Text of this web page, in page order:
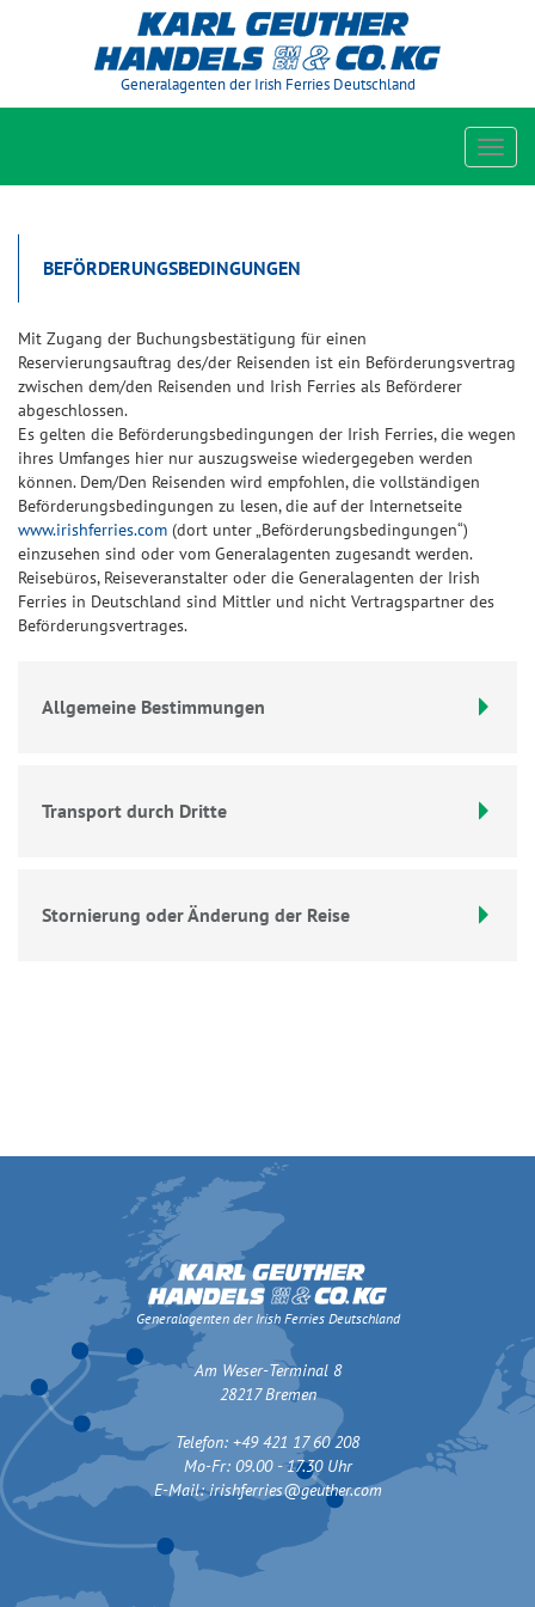
Generalagenten der Irish Ferries Deutschland
BEFÖRDERUNGSBEDINGUNGEN
Mit Zugang der Buchungsbestätigung für einen
Reservierungsauftrag des/der Reisenden ist ein Beförderungsvertrag
zwischen dem/den Reisenden und Irish Ferries als Beförderer
abgeschlossen.
Es gelten die Beförderungsbedingungen der Irish Ferries, die wegen
ihres Umfanges hier nur auszugsweise wiedergegeben werden
können. Dem/Den Reisenden wird empfohlen, die vollständigen
Beförderungsbedingungen zu lesen, die auf der Internetseite
www.irishferries.com (dort unter „Beförderungsbedingungen“)
einzusehen sind oder vom Generalagenten zugesandt werden.
Reisebüros, Reiseveranstalter oder die Generalagenten der Irish
Ferries in Deutschland sind Mittler und nicht Vertragspartner des
Beförderungsvertrages.
Allgemeine Bestimmungen
Transport durch Dritte
Stornierung oder Änderung der Reise
Generalagenten der Irish Ferries Deutschland
Am Weser-Terminal 8
28217 Bremen
Telefon: +49 421 17 60 208
Mo-Fr: 09.00 - 17.30 Uhr
E-Mail:irishferries@geuther.com